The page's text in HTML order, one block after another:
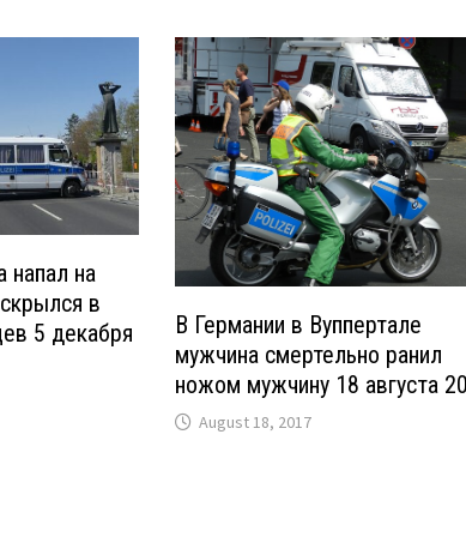
напал на
в
5 декабря
В Германии в Вуппертале
мужчина смертельно ранил
ножом мужчину 18 августа
August 18, 2017